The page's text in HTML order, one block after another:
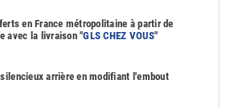
en France métropolitaine à partir de
avec la livraison "GLS CHEZ VOUS"
arrière en modifiant l'embout